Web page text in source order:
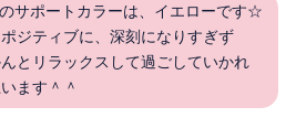
サポートカラーは、イエローです☆
ジティブに、深刻になりすぎず
とリラックスして過ごしていかれ
ます＾＾